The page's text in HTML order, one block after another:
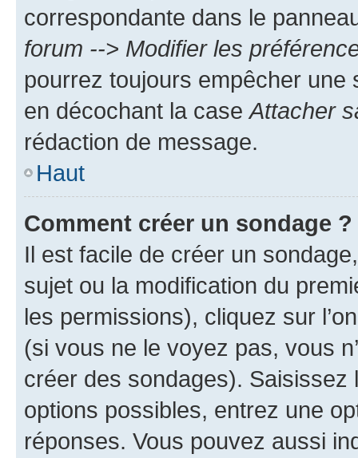
correspondante dans le
forum --> Modifier les
pourrez toujours empêcher une
en décochant la caseAttacher
rédaction de message.
Haut
Comment créer un sondage ?
Il est facile de créer un
sujet ou la modification du
les permissions), cliquez sur
(si vous ne le voyez pas, vous
créer des sondages).
options possibles, entrez une
réponses. Vous pouvez aussi